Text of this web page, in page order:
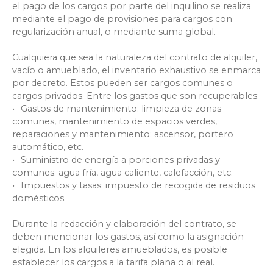
el pago de los cargos por parte del inquilino se realiza
mediante el pago de provisiones para cargos con
regularización anual, o mediante suma global.
Cualquiera que sea la naturaleza del contrato de alquiler,
vacío o amueblado, el inventario exhaustivo se enmarca
por decreto. Estos pueden ser cargos comunes o
cargos privados. Entre los gastos que son recuperables:
Gastos de mantenimiento: limpieza de zonas
comunes, mantenimiento de espacios verdes,
reparaciones y mantenimiento: ascensor, portero
automático, etc.
Suministro de energía a porciones privadas y
comunes: agua fría, agua caliente, calefacción, etc.
Impuestos y tasas: impuesto de recogida de residuos
domésticos.
Durante la redacción y elaboración del contrato, se
deben mencionar los gastos, así como la asignación
elegida. En los alquileres amueblados, es posible
establecer los cargos a la tarifa plana o al real.